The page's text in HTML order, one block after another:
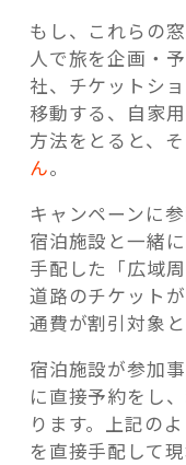
もし、これらの
人で旅を企画・
社、チケットシ
移動する、自家
方法をとると、
ん。
キャンペーンに
宿泊施設と一緒
手配した「広域
道路のチケット
通費が割引対象と
宿泊施設が参加
に直接予約をし
ります。上記の
を直接手配して